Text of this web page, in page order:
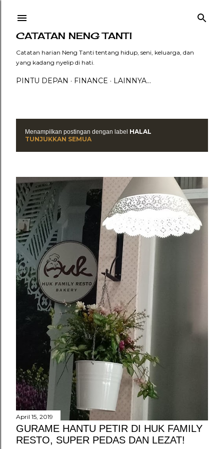
CATATAN NENG TANTI
Catatan harian Neng Tanti tentang hidup, seni, keluarga, dan
yang kadang nyelip di hati.
PINTU DEPAN FINANCE LAINNYA…
P
o
s
t
i
n
g
a
n
Menampilkan postingan dengan label HALAL
TUNJUKKAN SEMUA
April 15, 2019
GURAME HANTU PETIR DI HUK FAMILY
RESTO, SUPER PEDAS DAN LEZAT!